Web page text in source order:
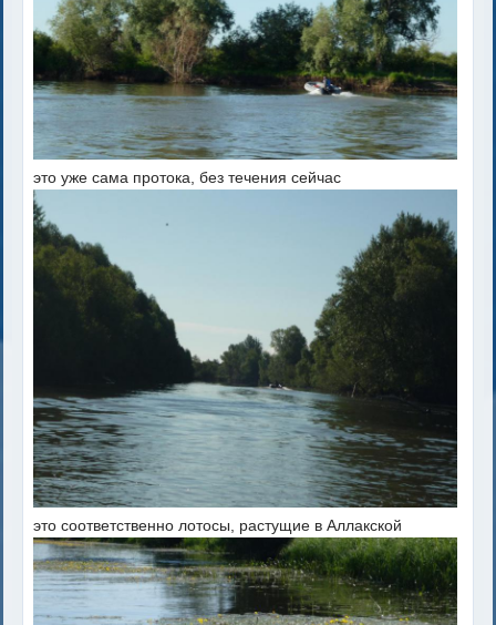
это уже сама протока, без течения сейчас
это соответственно лотосы, растущие в Аллакской